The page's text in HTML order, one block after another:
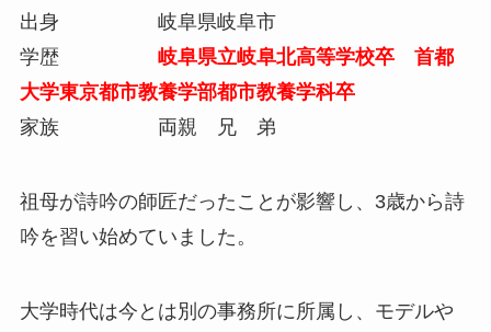
出身 岐阜県岐阜市
学歴 岐阜県立岐阜北高等学校卒 首都
大学東京都市教養学部都市教養学科卒
家族 両親 兄 弟
祖母が詩吟の師匠だったことが影響し、3歳から詩
吟を習い始めていました。
大学時代は今とは別の事務所に所属し、モデルや